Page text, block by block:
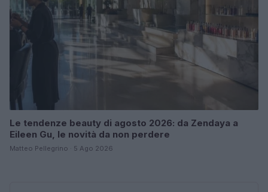
Le tendenze beauty di agosto 2026: da Zendaya a
Eileen Gu, le novità da non perdere
Matteo Pellegrino · 5 Ago 2026